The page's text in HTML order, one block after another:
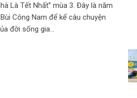
Là Tết Nhất” mùa 3. Đây là năm
Công Nam để kể câu chuyện
đời sống gia…